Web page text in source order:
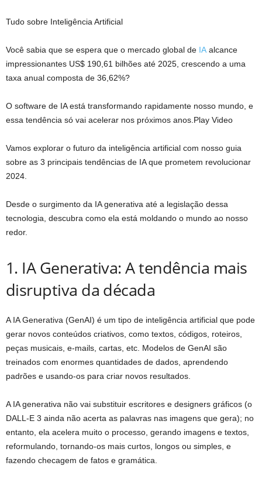
Tudo sobre Inteligência Artificial
Você sabia que se espera que o mercado global de IA alcance
impressionantes US$ 190,61 bilhões até 2025, crescendo a uma
taxa anual composta de 36,62%?
O software de IA está transformando rapidamente nosso mundo, e
essa tendência só vai acelerar nos próximos anos.Play Video
Vamos explorar o futuro da inteligência artificial com nosso guia
sobre as 3 principais tendências de IA que prometem revolucionar
2024.
Desde o surgimento da IA generativa até a legislação dessa
tecnologia, descubra como ela está moldando o mundo ao nosso
redor.
1. IA Generativa: A tendência mais
disruptiva da década
A IA Generativa (GenAI) é um tipo de inteligência artificial que pode
gerar novos conteúdos criativos, como textos, códigos, roteiros,
peças musicais, e-mails, cartas, etc. Modelos de GenAI são
treinados com enormes quantidades de dados, aprendendo
padrões e usando-os para criar novos resultados.
A IA generativa não vai substituir escritores e designers gráficos (o
DALL-E 3 ainda não acerta as palavras nas imagens que gera); no
entanto, ela acelera muito o processo, gerando imagens e textos,
reformulando, tornando-os mais curtos, longos ou simples, e
fazendo checagem de fatos e gramática.